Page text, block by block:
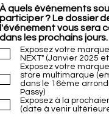
quels événements
? Le dossier
vous sera
les prochains jours.
Exposez votre
NEXT" (Janvier 2025
Exposez votre
store multimarque
dans le 16ème
Passy)
Exposez à la
(date à venir